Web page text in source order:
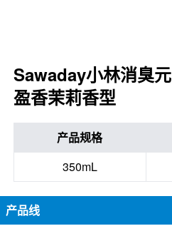
Sawaday小林消臭元
盈香茉莉香型
产品规格
350mL
产品线